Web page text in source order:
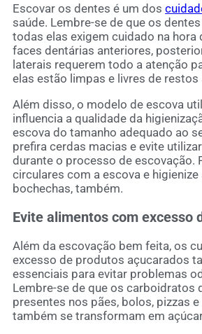
Escovar os dentes é um dos
saúde. Lembre-se de que os
todas elas exigem cuidado na hora
faces dentárias anteriores,
laterais requerem todo a atenção
elas estão limpas e livres de restos
Além disso, o modelo de escova
influencia a qualidade da
escova do tamanho adequado ao
prefira cerdas macias e evite
durante o processo de escovação.
circulares com a escova e higienize
bochechas, também.
Evite alimentos com excesso
Além da escovação bem feita, os
excesso de produtos açucarados
essenciais para evitar problemas
Lembre-se de que os carboidratos
presentes nos pães, bolos, pizzas
também se transformam em